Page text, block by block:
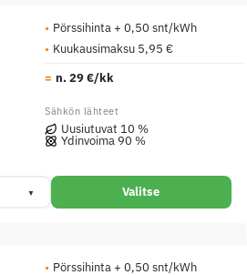
Pörssihinta + 0,50 snt/kWh
Kuukausimaksu 5,95 €
n. 29 €/kk
Uusiutuvat 10 %
Ydinvoima 90 %
Valitse
Pörssihinta + 0,50 snt/kWh